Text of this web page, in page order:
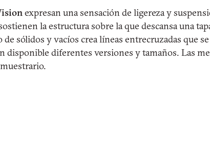
expresan una sensación de ligereza y
la estructura sobre la que descansa una
sólidos y vacíos crea líneas entrecruzadas que
disponible diferentes versiones y tamaños. Las